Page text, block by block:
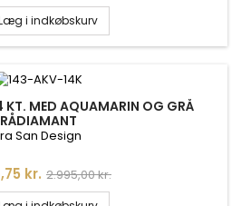
i indkøbskurv
MED AQUAMARIN OG GRÅ
RÅDIAMANT
San Design
kr. Normalpris
2.995,00 kr.